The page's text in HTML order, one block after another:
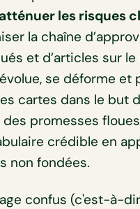
les risques
la chaîne
et d’articles sur
se déforme et
cartes dans le but
promesses
crédible en
non fondées.
confus (c'est-à-